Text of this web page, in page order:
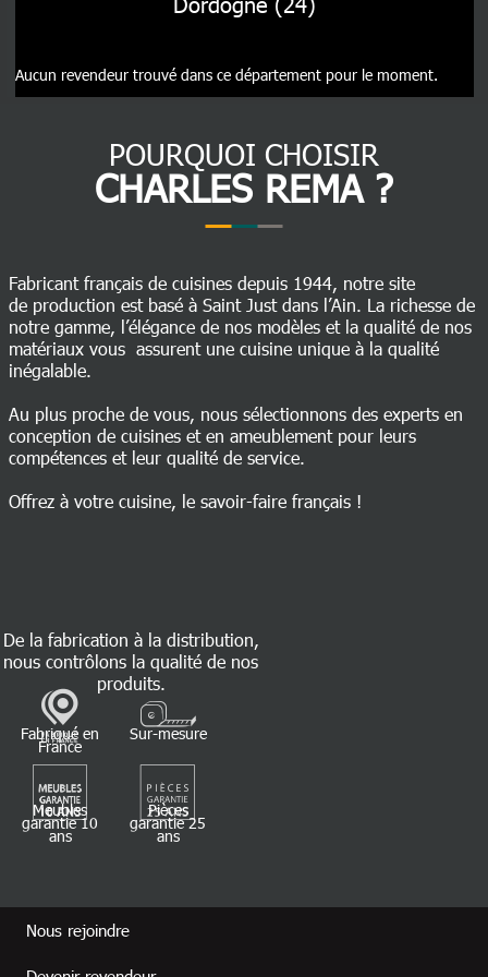
Aucun revendeur trouvé dans ce département pour le moment.
POURQUOI CHOISIR
CHARLES REMA ?
Fabricant français de cuisines depuis 1944, notre site
de production est basé à Saint Just dans l’Ain. La richesse de
notre gamme, l’élégance de nos modèles et la qualité de nos
matériaux vous assurent une cuisine unique à la qualité
inégalable.
Au plus proche de vous, nous sélectionnons des experts en
conception de cuisines et en ameublement pour leurs
compétences et leur qualité de service.
Offrez à votre cuisine, le savoir-faire français !
De la fabrication à la distribution,
nous contrôlons la qualité de nos
produits.
Fabriqué en
France
Sur-mesure
Meubles
garantie 10
ans
Pièces
garantie 25
ans
Nous rejoindre